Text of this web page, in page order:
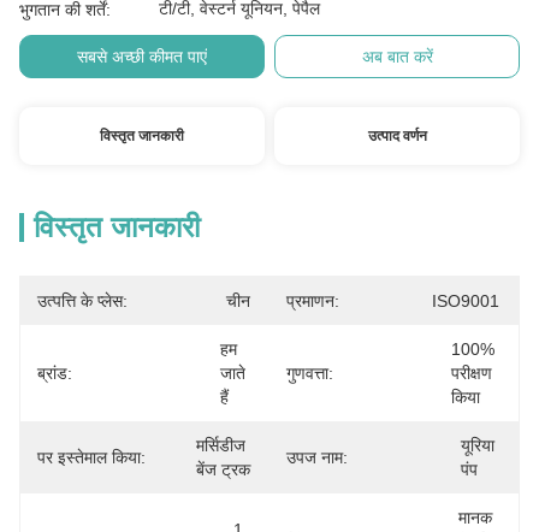
भुगतान की शर्तें: टी/टी, वेस्टर्न यूनियन, पेपैल
सबसे अच्छी कीमत पाएं अब बात करें
विस्तृत जानकारी उत्पाद वर्णन
विस्तृत जानकारी
उत्पत्ति के प्लेस: चीन प्रमाणन: ISO9001
ब्रांड:
हम
जाते
हैं
गुणवत्ता:
100%
परीक्षण
किया
पर इस्तेमाल किया:
मर्सिडीज
बेंज ट्रक
उपज नाम:
यूरिया
पंप
मानक